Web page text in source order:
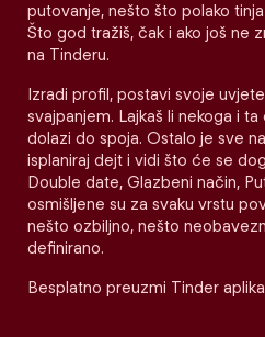
putovanje, nešto što polako
Što god tražiš, čak i ako još ne
na Tinderu.
Izradi profil, postavi svoje
svajpanjem. Lajkaš li nekoga i
dolazi do spoja. Ostalo je sve
isplaniraj dejt i vidi što će se
Double date, Glazbeni način,
osmišljene su za svaku vrstu
nešto ozbiljno, nešto
definirano.
Besplatno preuzmi Tinder